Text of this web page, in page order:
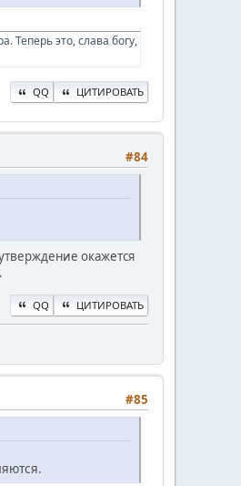
Теперь это, слава богу,
QQ ЦИТИРОВАТЬ
#84
окажется
QQ ЦИТИРОВАТЬ
#85